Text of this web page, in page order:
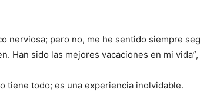
nerviosa; pero no, me he sentido siempre
Han sido las mejores vacaciones en mi
tiene todo; es una experiencia inolvidable.